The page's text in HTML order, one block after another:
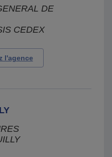
DE
CEDEX
l'agence